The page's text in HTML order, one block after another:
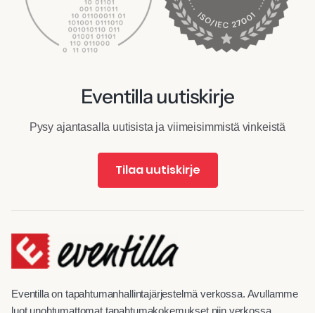
Eventilla uutiskirje
Pysy ajantasalla uutisista ja viimeisimmistä vinkeistä
Tilaa uutiskirje
Eventilla on tapahtumanhallintajärjestelmä verkossa. Avullamme
luot unohtumattomat tapahtumakokemukset niin verkossa,